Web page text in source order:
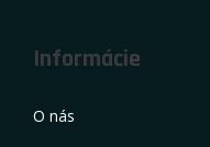
Informácie
O nás